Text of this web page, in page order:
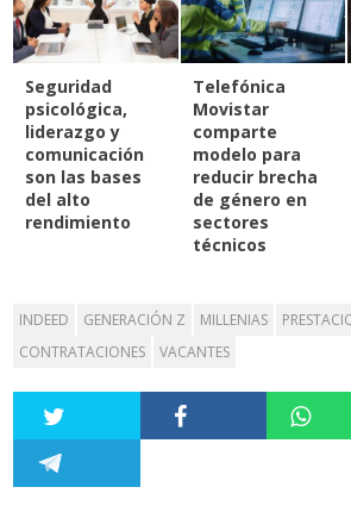
Seguridad
psicológica,
liderazgo y
comunicación
son las bases
del alto
rendimiento
Telefónica
Movistar
comparte
modelo para
reducir brecha
de género en
sectores
técnicos
INDEED GENERACIÓN Z MILLENIAS
CONTRATACIONES
VACANTES